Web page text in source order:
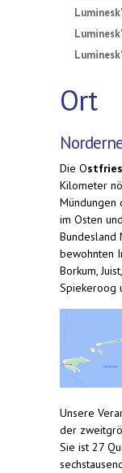
Ort
Die O
Kilometer
Mündungen
im Osten
Bundesland
bewohnten
Borkum,
Spiekeroog
Unsere
der
Sie ist 27